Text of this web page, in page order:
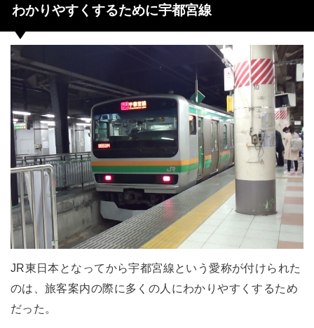
わかりやすくするために宇都宮線
JR東日本となってから宇都宮線という愛称が付けられた
のは、旅客案内の際に多くの人にわかりやすくするため
だった。